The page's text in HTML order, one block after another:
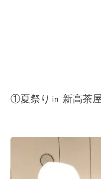
①夏祭り㏌ 新高茶